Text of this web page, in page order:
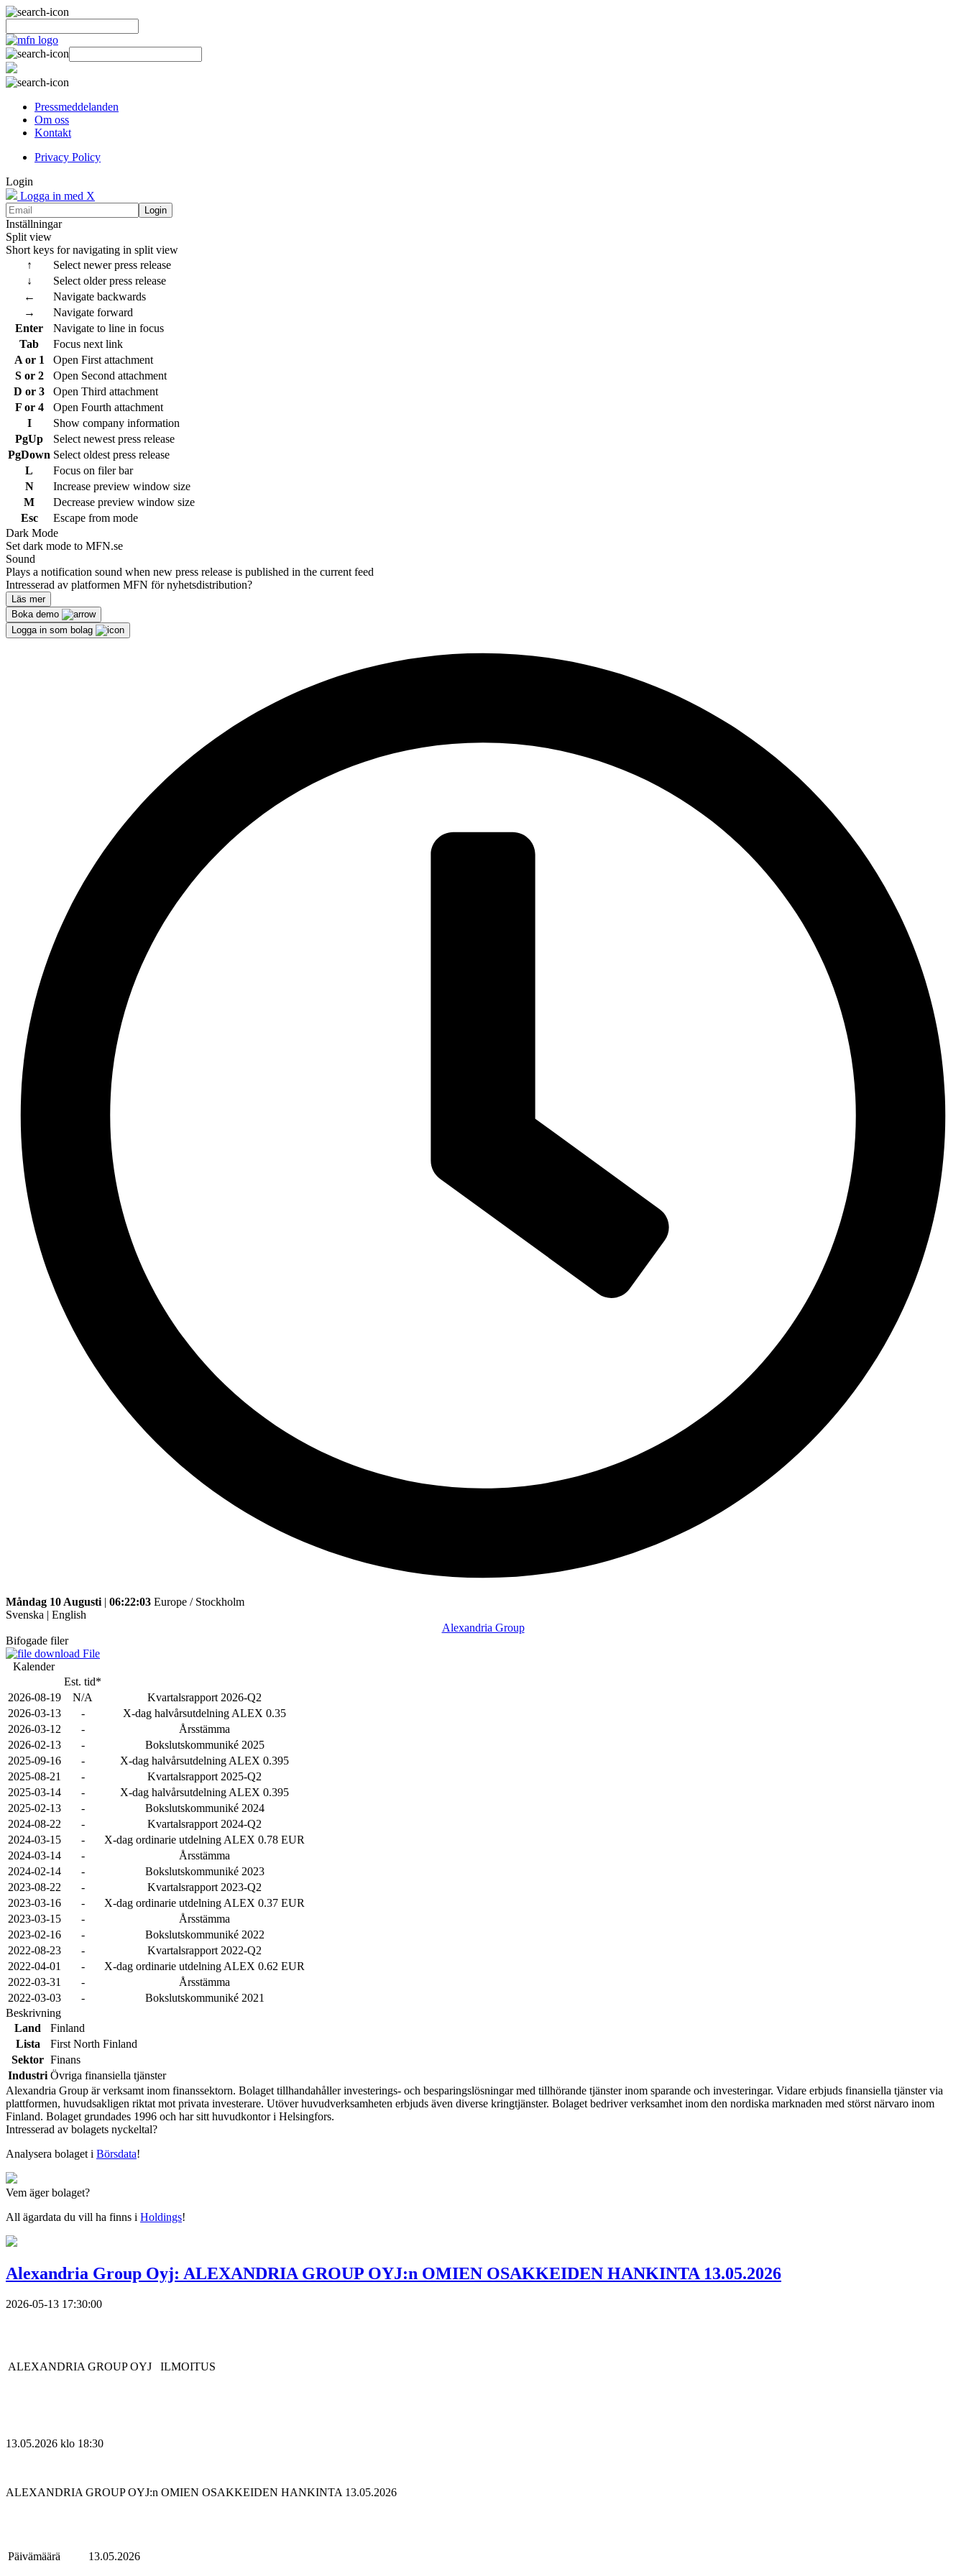
Pressmeddelanden
Om oss
Kontakt
Privacy Policy
Login
Logga in med X
Login
Inställningar
Split view
Short keys for navigating in split view
↑
Select newer press release
↓
Select older press release
←
Navigate backwards
→
Navigate forward
Enter
Navigate to line in focus
Tab
Focus next link
A or 1
Open First attachment
S or 2
Open Second attachment
D or 3
Open Third attachment
F or 4
Open Fourth attachment
I
Show company information
PgUp
Select newest press release
PgDown Select oldest press release
L
Focus on filer bar
N
Increase preview window size
M
Decrease preview window size
Esc
Escape from mode
Dark Mode
Set dark mode to MFN.se
Sound
Plays a notification sound when new press release is published in the current feed
Intresserad av platformen MFN för nyhetsdistribution?
Läs mer
Boka demo
Logga in som bolag
Måndag 10 Augusti | 06:22:03 Europe / Stockholm
Svenska | English
Alexandria Group
Bifogade filer
File
Kalender
Est. tid*
2026-08-19
N/A
Kvartalsrapport 2026-Q2
2026-03-13
-
X-dag halvårsutdelning ALEX 0.35
2026-03-12
-
Årsstämma
2026-02-13
-
Bokslutskommuniké 2025
2025-09-16
-
X-dag halvårsutdelning ALEX 0.395
2025-08-21
-
Kvartalsrapport 2025-Q2
2025-03-14
-
X-dag halvårsutdelning ALEX 0.395
2025-02-13
-
Bokslutskommuniké 2024
2024-08-22
-
Kvartalsrapport 2024-Q2
2024-03-15
-
X-dag ordinarie utdelning ALEX 0.78 EUR
2024-03-14
-
Årsstämma
2024-02-14
-
Bokslutskommuniké 2023
2023-08-22
-
Kvartalsrapport 2023-Q2
2023-03-16
-
X-dag ordinarie utdelning ALEX 0.37 EUR
2023-03-15
-
Årsstämma
2023-02-16
-
Bokslutskommuniké 2022
2022-08-23
-
Kvartalsrapport 2022-Q2
2022-04-01
-
X-dag ordinarie utdelning ALEX 0.62 EUR
2022-03-31
-
Årsstämma
2022-03-03
-
Bokslutskommuniké 2021
Beskrivning
Land
Finland
Lista
First North Finland
Sektor Finans
Industri Övriga finansiella tjänster
Alexandria Group är verksamt inom finanssektorn. Bolaget tillhandahåller investerings- och besparingslösningar med tillhörande tjänster inom sparande och investeringar. Vidare erbjuds finansiella tjänster via
plattformen, huvudsakligen riktat mot privata investerare. Utöver huvudverksamheten erbjuds även diverse kringtjänster. Bolaget bedriver verksamhet inom den nordiska marknaden med störst närvaro inom
Finland. Bolaget grundades 1996 och har sitt huvudkontor i Helsingfors.
Intresserad av bolagets nyckeltal?
Analysera bolaget i Börsdata!
Vem äger bolaget?
All ägardata du vill ha finns i Holdings!
Alexandria Group Oyj: ALEXANDRIA GROUP OYJ:n OMIEN OSAKKEIDEN HANKINTA 13.05.2026
2026-05-13 17:30:00
ALEXANDRIA GROUP OYJ ILMOITUS
13.05.2026 klo 18:30
ALEXANDRIA GROUP OYJ:n OMIEN OSAKKEIDEN HANKINTA 13.05.2026
Päivämäärä 13.05.2026